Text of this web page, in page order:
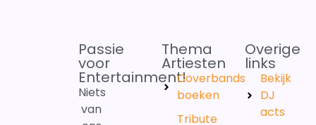
Passie
voor
Entertainment!
Niets
van
Thema
Artiesten
Coverbands
boeken
Tribute
Overige
links
Bekijk
DJ
acts